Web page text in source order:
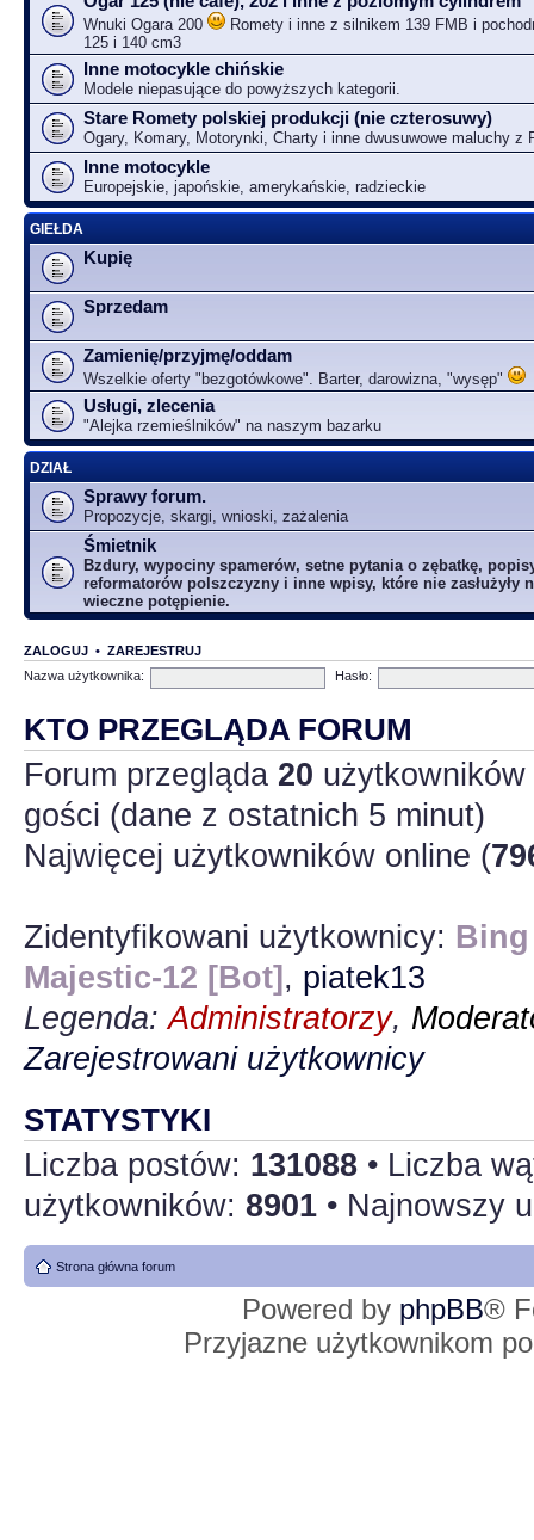
Wnuki Ogara 200
Romety i inne z silnikem 139 FMB i
125 i 140 cm3
Inne motocykle chińskie
Modele niepasujące do powyższych kategorii.
Stare Romety polskiej produkcji (nie czterosuwy)
Ogary, Komary, Motorynki, Charty i inne dwusuwowe maluchy z
Inne motocykle
Europejskie, japońskie, amerykańskie, radzieckie
GIEŁDA
Kupię
Sprzedam
Zamienię/przyjmę/oddam
Wszelkie oferty "bezgotówkowe". Barter, darowizna, "wysęp"
Usługi, zlecenia
"Alejka rzemieślników" na naszym bazarku
DZIAŁ
Sprawy forum.
Propozycje, skargi, wnioski, zażalenia
Śmietnik
Bzdury, wypociny spamerów, setne pytania o zębatkę,
reformatorów polszczyzny i inne wpisy, które nie zasłużyły
wieczne potępienie.
ZALOGUJ • ZAREJESTRUJ
Nazwa użytkownika:
Hasło:
KTO PRZEGLĄDA FORUM
Forum przegląda 20
gości (dane z ostatnich 5 minut)
Najwięcej użytkowników online (
Zidentyfikowani użytkownicy:
Majestic-12 [Bot] , piatek13
Legenda:Administratorzy,
Zarejestrowani użytkownicy
STATYSTYKI
Liczba postów: 131088 • Liczba
użytkowników: 8901 • Najnowszy
Strona główna forum
Powered by phpBB®
Przyjazne użytkownikom